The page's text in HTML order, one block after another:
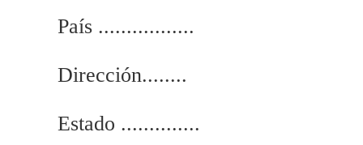
País .................
Dirección........
Estado ..............